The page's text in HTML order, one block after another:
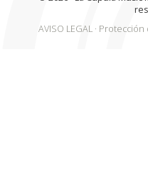
AVISO LEGAL Protección